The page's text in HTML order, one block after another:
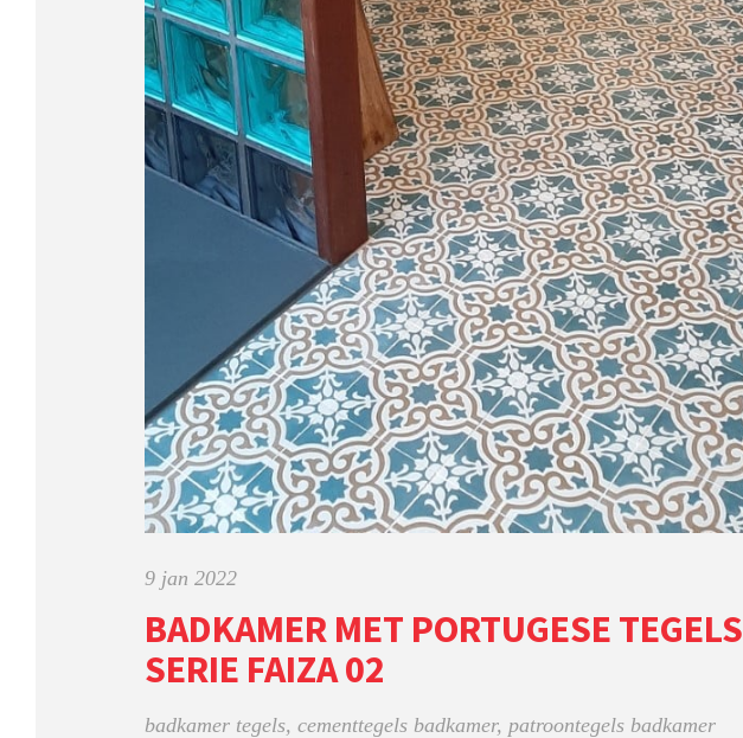
9 jan 2022
BADKAMER MET PORTUGESE TEGELS
SERIE FAIZA 02
badkamer tegels, cementtegels badkamer, patroontegels badkamer